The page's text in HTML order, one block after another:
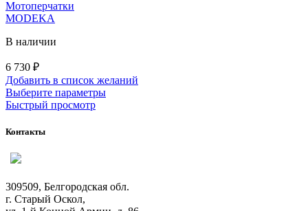
Мотоперчатки
MODEKA
В наличии
6 730 ₽
Добавить в список желаний
Выберите параметрыЭтот
на
Быстрый просмотр
Контакты
309509, Белгородская обл.
г. Старый Оскол,